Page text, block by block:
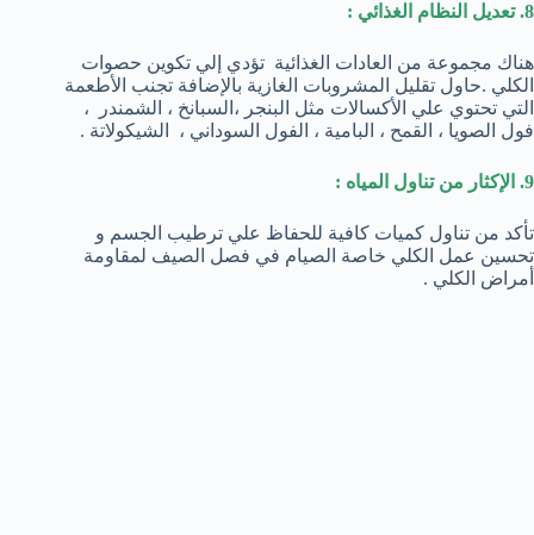
8. تعديل النظام الغذائي :
هناك مجموعة من العادات الغذائية تؤدي إلي تكوين حصوات
الكلي .حاول تقليل المشروبات الغازية بالإضافة تجنب الأطعمة
التي تحتوي علي الأكسالات مثل البنجر ،السبانخ ، الشمندر ،
فول الصويا ، القمح ، البامية ، الفول السوداني ، الشيكولاتة .
9. الإكثار من تناول المياه :
تأكد من تناول كميات كافية للحفاظ علي ترطيب الجسم و
تحسين عمل الكلي خاصة الصيام في فصل الصيف لمقاومة
أمراض الكلي .